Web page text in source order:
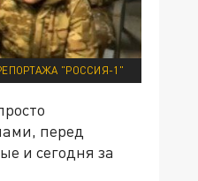
"РОССИЯ-1"
перед
и сегодня за